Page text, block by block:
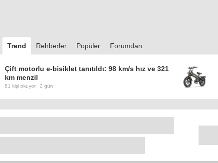
Trend Rehberler Popüler Forumdan
Çift motorlu e-bisiklet tanıtıldı: 98 km/s hız ve 321
km menzil
81 kişi okuyor · 2 gün